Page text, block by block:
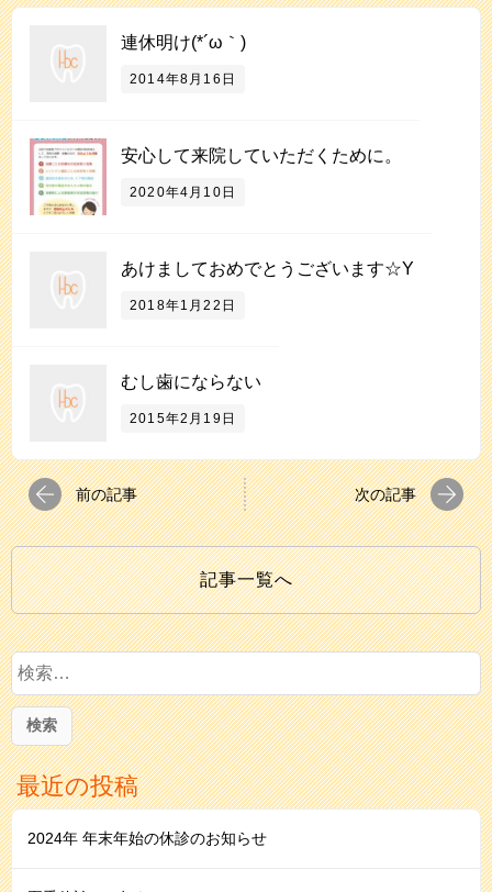
連休明け(*´ω｀)
2014年8月16日
安心して来院していただくために。
2020年4月10日
あけましておめでとうございます☆Y
2018年1月22日
むし歯にならない
2015年2月19日
前の記事 次の記事
記事一覧へ
検
索
:
最近の投稿
2024年 年末年始の休診のお知らせ